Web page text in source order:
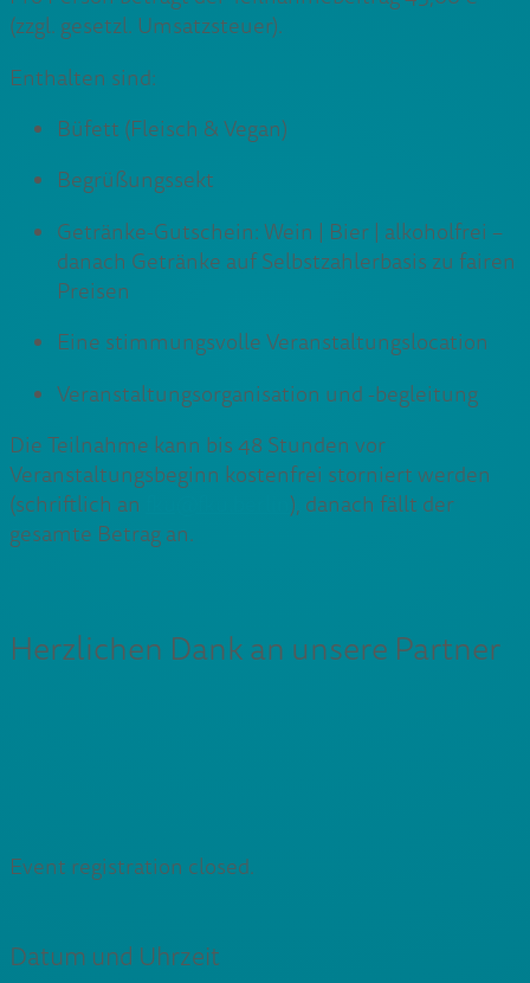
(zzgl. gesetzl. Umsatzsteuer).
Enthalten sind:
Büfett (Fleisch & Vegan)
Begrüßungssekt
Getränke-Gutschein: Wein | Bier | alkoholfrei –
danach Getränke auf Selbstzahlerbasis zu fairen
Preisen
Eine stimmungsvolle Veranstaltungslocation
Veranstaltungsorganisation und -begleitung
Die Teilnahme kann bis 48 Stunden vor
Veranstaltungsbeginn kostenfrei storniert werden
(schriftlich an
), danach fällt der
gesamte Betrag an.
Herzlichen Dank an unsere Partner
Event registration closed.
Datum und Uhrzeit